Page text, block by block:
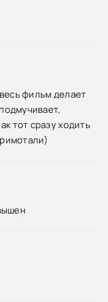
фильм делает
тот сразу ходить